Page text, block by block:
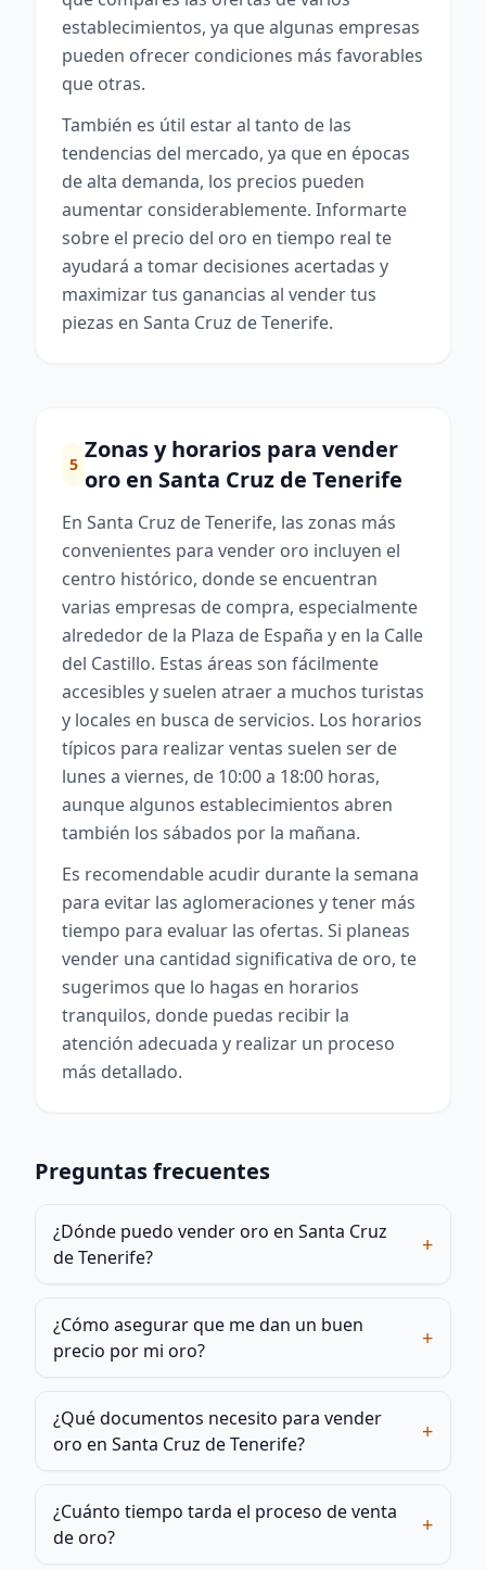
establecimientos, ya que algunas empresas
pueden ofrecer condiciones más favorables
que otras.
También es útil estar al tanto de las
tendencias del mercado, ya que en épocas
de alta demanda, los precios pueden
aumentar considerablemente. Informarte
sobre el precio del oro en tiempo real te
ayudará a tomar decisiones acertadas y
maximizar tus ganancias al vender tus
piezas en Santa Cruz de Tenerife.
5
Zonas y horarios para vender
oro en Santa Cruz de Tenerife
En Santa Cruz de Tenerife, las zonas más
convenientes para vender oro incluyen el
centro histórico, donde se encuentran
varias empresas de compra, especialmente
alrededor de la Plaza de España y en la Calle
del Castillo. Estas áreas son fácilmente
accesibles y suelen atraer a muchos turistas
y locales en busca de servicios. Los horarios
típicos para realizar ventas suelen ser de
lunes a viernes, de 10:00 a 18:00 horas,
aunque algunos establecimientos abren
también los sábados por la mañana.
Es recomendable acudir durante la semana
para evitar las aglomeraciones y tener más
tiempo para evaluar las ofertas. Si planeas
vender una cantidad significativa de oro, te
sugerimos que lo hagas en horarios
tranquilos, donde puedas recibir la
atención adecuada y realizar un proceso
más detallado.
Preguntas frecuentes
¿Dónde puedo vender oro en Santa Cruz
de Tenerife?
+
¿Cómo asegurar que me dan un buen
precio por mi oro?
+
¿Qué documentos necesito para vender
oro en Santa Cruz de Tenerife?
+
¿Cuánto tiempo tarda el proceso de venta
de oro?
+